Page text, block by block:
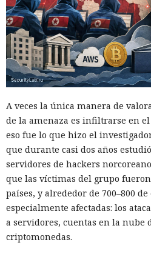
Esa infraestructura es apta para
inversión, ofertas falsas de
masiva de cuentas falsas. En la
ficticios en servicios de citas
numerosos mensajes. Los
la comunicación a aplicaciones
un enlace de afiliado.
Según los cálculos de HUMAN,
marcha requiere alrededor de
luego aproximadamente $450 al
sencilla prescinde de la compra
alrededor de $2970 mensuales
proxies, cuentas, la IA y los
FunFoneFarm designa no a un
todo un mercado de componentes
A veces la única manera de
de la amenaza es infiltrarse en
eso fue lo que hizo el
que durante casi dos años
servidores de hackers
que las víctimas del grupo fueron
países, y alrededor de 700–800
especialmente afectadas: los
a servidores, cuentas en la nube
criptomonedas.